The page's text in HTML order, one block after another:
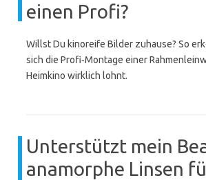
einen Profi?
Willst Du kinoreife Bilder zuhause? So
sich die Profi‑Montage einer
Heimkino wirklich lohnt.
Unterstützt mein
anamorphe Linsen